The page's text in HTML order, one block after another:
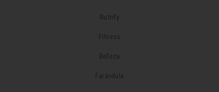
Nutrify
Fitness
Belleza
Farándula